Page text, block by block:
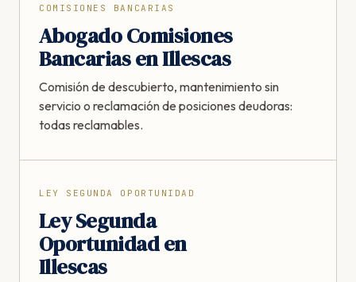
COMISIONES BANCARIAS
Abogado Comisiones
Bancarias en Illescas
Comisión de descubierto, mantenimiento sin
servicio o reclamación de posiciones deudoras:
todas reclamables.
LEY SEGUNDA OPORTUNIDAD
Ley Segunda
Oportunidad en
Illescas